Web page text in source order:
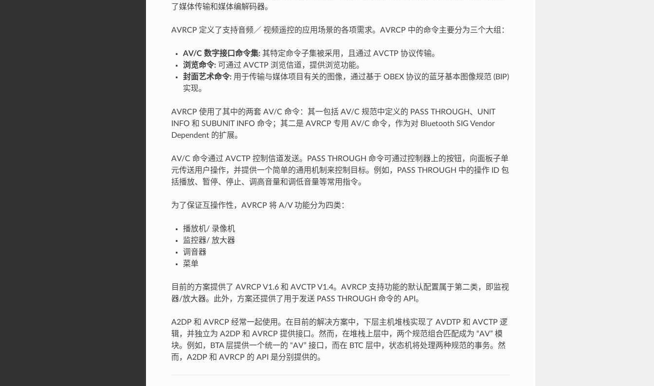
了媒体传输和媒体编解码器。
AVRCP 定义了支持音频／ 视频遥控的应用场景的各项需求。AVRCP 中的命令主要分为三个大组：
AV/C 数字接口命令集:其特定命令子集被采用，且通过 AVCTP 协议传输。
浏览命令:可通过 AVCTP 浏览信道，提供浏览功能。
封面艺术命令:用于传输与媒体项目有关的图像，通过基于 OBEX 协议的蓝牙基本图像规范 (BIP)
实现。
AVRCP 使用了其中的两套 AV/C 命令：其一包括 AV/C 规范中定义的 PASS THROUGH、UNIT
INFO 和 SUBUNIT INFO 命令；其二是 AVRCP 专用 AV/C 命令，作为对 Bluetooth SIG Vendor
Dependent 的扩展。
AV/C 命令通过 AVCTP 控制信道发送。PASS THROUGH 命令可通过控制器上的按钮，向面板子单
元传送用户操作，并提供一个简单的通用机制来控制目标。例如，PASS THROUGH 中的操作 ID 包
括播放、暂停、停止、调高音量和调低音量等常用指令。
为了保证互操作性，AVRCP 将 A/V 功能分为四类：
播放机/ 录像机
监控器/ 放大器
调音器
菜单
目前的方案提供了 AVRCP V1.6 和 AVCTP V1.4。AVRCP 支持功能的默认配置属于第二类，即监视
器/放大器。此外，方案还提供了用于发送 PASS THROUGH 命令的 API。
A2DP 和 AVRCP 经常一起使用。在目前的解决方案中，下层主机堆栈实现了 AVDTP 和 AVCTP 逻
辑，并独立为 A2DP 和 AVRCP 提供接口。然而，在堆栈上层中，两个规范组合匹配成为 “AV” 模
块。例如，BTA 层提供一个统一的 “AV” 接口，而在 BTC 层中，状态机将处理两种规范的事务。然
而，A2DP 和 AVRCP 的 API 是分别提供的。